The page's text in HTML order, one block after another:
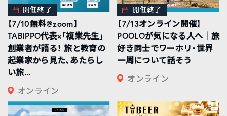
開催終了
【7/10無料@zoom】
TABIPPO代表×「複業先生」
創業者が語る！ 旅と教育の
起業家から見た、あたらし
い旅...
オンライン
開催終了
【7/13オンライン開催】
POOLOが気になる人へ｜旅
好き同士でワーホリ・世界
一周について話そう
オンライン